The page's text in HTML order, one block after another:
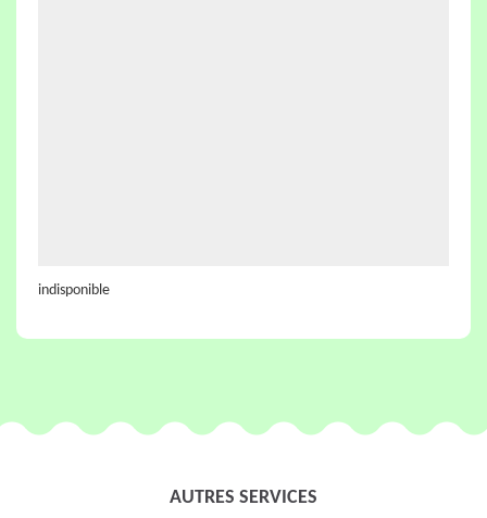
indisponible
AUTRES SERVICES